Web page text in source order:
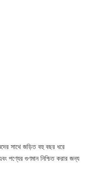
সাথে জড়িত বহু বছর ধরে
পণ্যের গুণমান নিশ্চিত করার জন্য